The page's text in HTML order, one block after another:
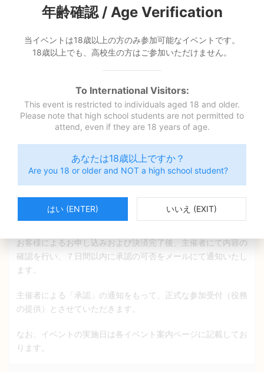
年齢確認 / Age Verification
当イベントは18歳以上の方のみ参加可能なイベントです。
18歳以上でも、高校生の方はご参加いただけません。
To International Visitors:
This event is restricted to individuals aged 18 and older.
Please note that high school students are not permitted to
attend, even if they are 18 years of age.
あなたは18歳以上ですか？
Are you 18 or older and NOT a high school student?
はい (ENTER) いいえ (EXIT)
代金の支払時期
お申し込み後、当方より送信する案内メールに記載の支払いリ
ンクより、通知受領後7日以内にお手続きください。決済完了
お申し込み後、当方より送信する案内メールに記載の振込先
へ、通知受領後7日以内にお振込みください。
申込日より７日間入金確認が出来ない場合、申し込みをキャン
役務の提供時期
お客様によるお申し込みおよび決済完了後、主催者にて内容の
確認を行い、７日間以内に承認の可否をメールにて通知いたし
ます。
主催者による「承認」の通知をもって、正式な参加受付（役務
の提供）とさせていただきます。
なお、イベントの実施日は各イベント案内ページに記載してお
ります。